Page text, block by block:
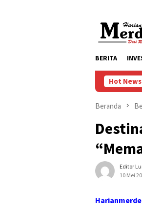
BERITA
Hot News
Persiapan Upacara
Beranda
Editor
10 Mei